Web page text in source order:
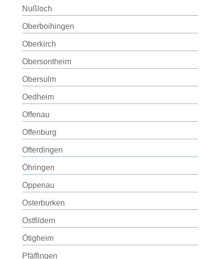
Nußloch
Oberboihingen
Oberkirch
Obersontheim
Obersulm
Oedheim
Offenau
Offenburg
Ofterdingen
Öhringen
Oppenau
Osterburken
Ostfildern
Ötigheim
Pfäffingen